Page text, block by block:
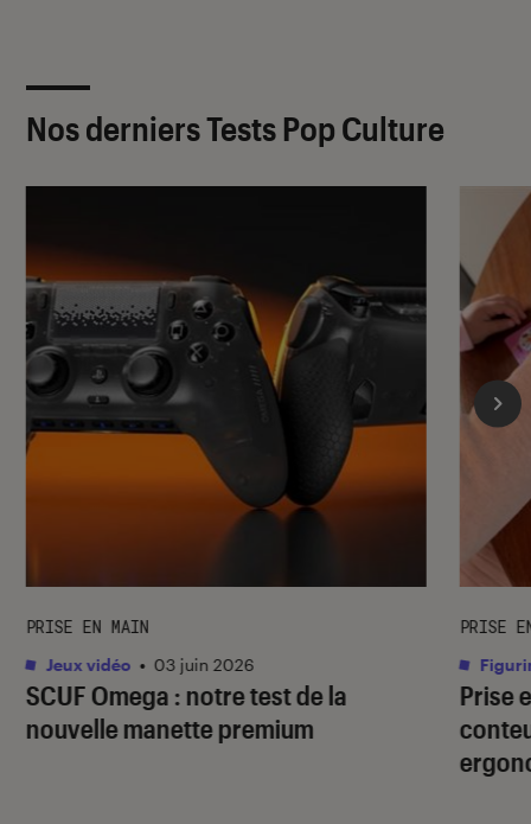
Nos derniers Tests Pop Culture
SCUF Omega : notre test de la
nouvelle manette premium
PRISE EN MAIN
Jeux vidéo • 03 juin 2026
Prise
PRISE